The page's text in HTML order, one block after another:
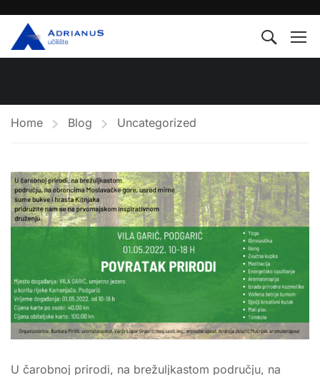
Home Blog Uncategorized
U čarobnoj prirodi, na brežuljkastom području, na